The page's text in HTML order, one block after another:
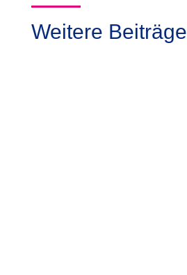
Weitere Beiträge